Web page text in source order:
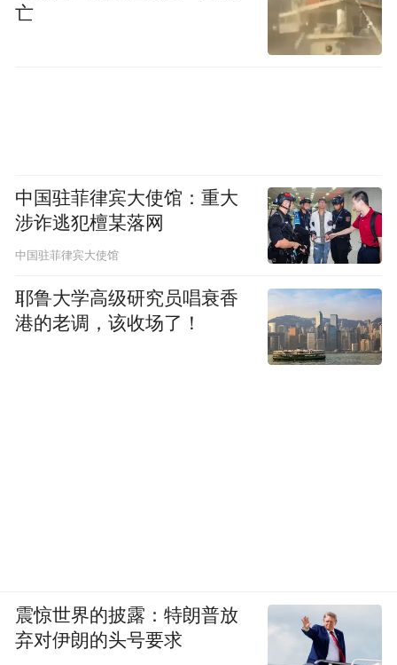
亡
中国驻菲律宾大使馆：重大
涉诈逃犯檀某落网
中国驻菲律宾大使馆
耶鲁大学高级研究员唱衰香
港的老调，该收场了！
震惊世界的披露：特朗普放
弃对伊朗的头号要求